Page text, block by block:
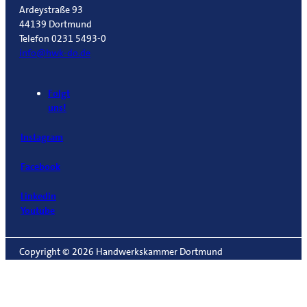
Ardeystraße 93
44139 Dortmund
Telefon 0231 5493-0
info@hwk-do.de
Folgt
uns!
Instagram
Facebook
Linkedin
Youtube
Copyright © 2026 Handwerkskammer Dortmund